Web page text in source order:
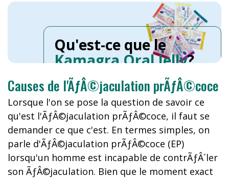
Qu'est-ce que le
Kamagra Oral Jelly?
Causes de l'ÃƒÂ©jaculation prÃƒÂ©coce
Lorsque l'on se pose la question de savoir ce
qu'est l'ÃƒÂ©jaculation prÃƒÂ©coce, il faut se
demander ce que c'est. En termes simples, on
parle d'ÃƒÂ©jaculation prÃƒÂ©coce (EP)
lorsqu'un homme est incapable de contrÃƒÂ´ler
son ÃƒÂ©jaculation. Bien que le moment exact